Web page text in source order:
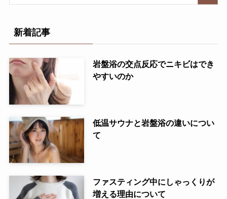
新着記事
岩盤浴の交点反応でニキビはでき
やすいのか
低温サウナと岩盤浴の違いについ
て
ファスティング中にしゃっくりが
増える理由について